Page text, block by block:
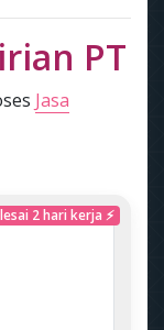
PT
Jasa
2 hari kerja ⚡